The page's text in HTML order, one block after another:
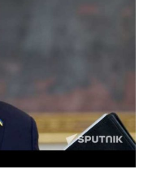
en
Los